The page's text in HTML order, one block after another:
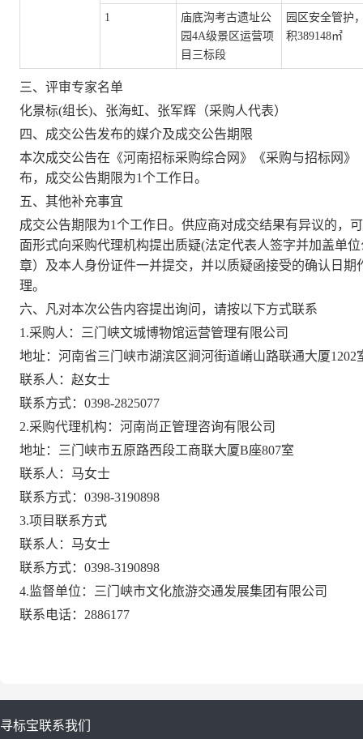
1
庙底沟考古遗址公
园4A级景区运营项
目 三标段
园区安全管护
积389148㎡
三、评审专家名单
化景标(组长)、张海虹、张军辉 （采购人代表）
四、成交公告发布的媒介及成交公告期限
本次成交公告在 《河南招标采购综合网》《采购与招标网》
布，成交公告期限为1个工作日。
五、其他补充事宜
成交公告期限为1个工作日。供应商对成交结果有异议的，
面形式向采购代理机构提出质疑(法定代表人签字并加盖单
章）及本人身份证件一并提交，并以质疑函接受的确认日
理。
六、
凡对本次公告内容提出询问，请按以下方式联系
1 .采购人：
三门峡文城博物馆运营管理有限公司
地址： 河南省三门峡市湖滨区涧河街道崤山路联通大厦1202
联系人： 赵女士
联系方式： 0398-2825077
2.采购代理机构：河南尚正管理咨询有限公司
地址：三门峡市五原路西段工商联大厦B座807室
联系人： 马女士
联系方式： 0398-3190898
3.项目联系方式
联系人： 马女士
联系方式： 0398-3190898
4.监督单位 ：三门峡市文化旅游交通发展集团有限公司
联系电话： 2886177
寻标宝联系我们